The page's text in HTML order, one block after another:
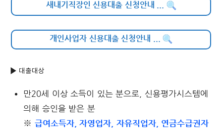
새내기직장인 신용대출 신청안내
개인사업자 신용대출 신청안내
▶ 대출대상
만20세 이상 소득이 있는 분으로, 신용평가시스템에
의해 승인을 받은 분
※ 급여소득자, 자영업자, 자유직업자, 연금수급권자